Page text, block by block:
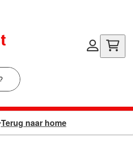
Terug naar home